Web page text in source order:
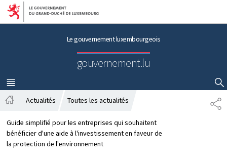
Aller au menu principal
Aller au contenu
Le gouvernement luxembourgeois
gouvernement.lu
MENU
PRINCIPAL
AFFICHER / MASQUER LA RECHERCHE
P
A
c
c
u
Actualités Toutes les actualités
Guide simplifié pour les entreprises qui souhaitent
bénéficier d'une aide à l'investissement en faveur de
la protection de l'environnement